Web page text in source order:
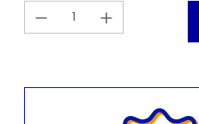
Produkt Anzahl: